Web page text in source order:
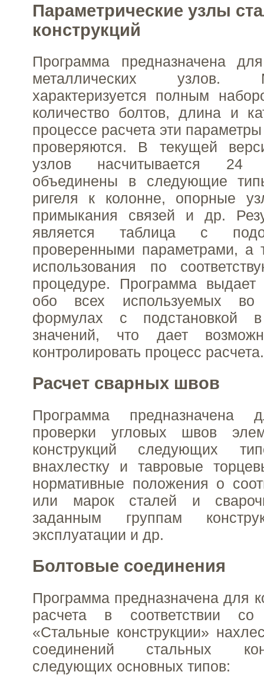
Параметрические узлы
конструкций
Программа предназначена
металлических узлов.
характеризуется полным
количество болтов, длина и
процессе расчета эти
проверяются. В текущей
узлов насчитывается 24
объединены в следующие
ригеля к колонне, опорные
примыкания связей и др.
является таблица с
проверенными параметрами, а
использования по
процедуре. Программа выдает
обо всех используемых во
формулах с подстановкой
значений, что дает
контролировать процесс расчета.
Расчет сварных швов
Программа
проверки угловых швов
конструкций следующих
внахлестку и тавровые
нормативные положения о
или марок сталей и
заданным группам
эксплуатации и др.
Болтовые соединения
Программа предназначена для
расчета в соответствии
«Стальные конструкции»
соединений стальных
следующих основных типов: